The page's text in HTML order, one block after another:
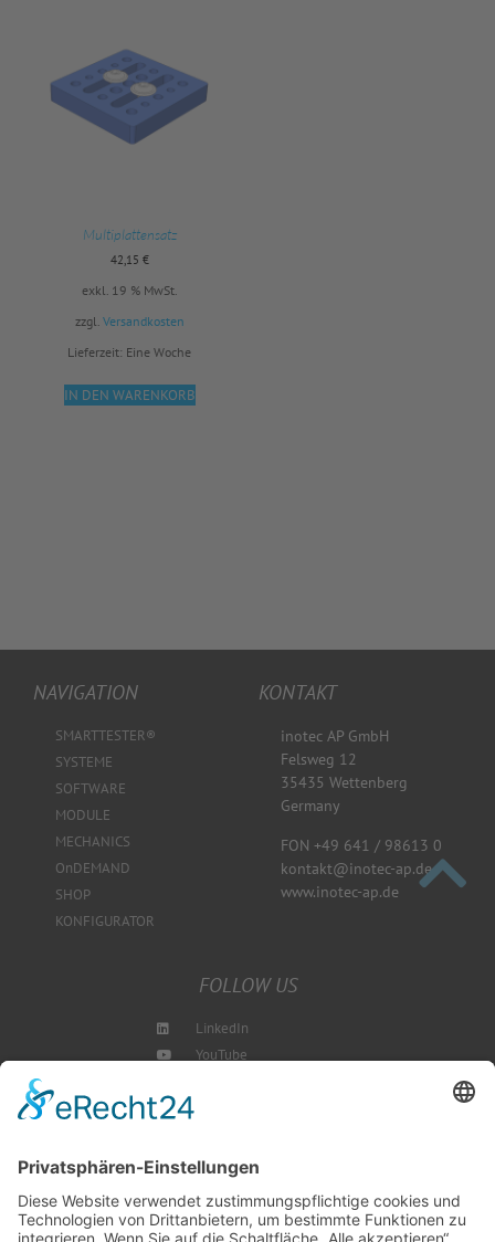
Multiplattensatz
42,15 €
exkl. 19 % MwSt.
zzgl. Versandkosten
Lieferzeit: Eine Woche
IN DEN WARENKORB
NAVIGATION
SMARTTESTER®
SYSTEME
SOFTWARE
MODULE
MECHANICS
OnDEMAND
SHOP
KONFIGURATOR
KONTAKT
inotec AP GmbH
Felsweg 12
35435 Wettenberg
Germany
FON +49 641 / 98613 0
kontakt@inotec-ap.de
www.inotec-ap.de
FOLLOW US
LinkedIn
YouTube
NEWSLETTER ABBONIEREN